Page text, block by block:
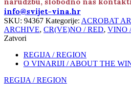
info@svijet-vina.hr
SKU: 94367 Kategorije: ACROBAT
ARCHIVE, CR(VE)NO / RED, VINO
Zatvori
REGIJA / REGION
O VINARIJI / ABOUT THE
REGIJA / REGION